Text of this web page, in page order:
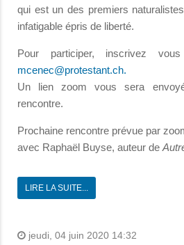
qui est un des premiers
infatigable épris de liberté.
Pour participer, inscrivez
mcenec@protestant.ch.
Un lien zoom vous sera
rencontre.
Prochaine rencontre prévue par
avec Raphaël Buyse, auteur de
LIRE LA SUITE...
jeudi, 04 juin 2020 14:32